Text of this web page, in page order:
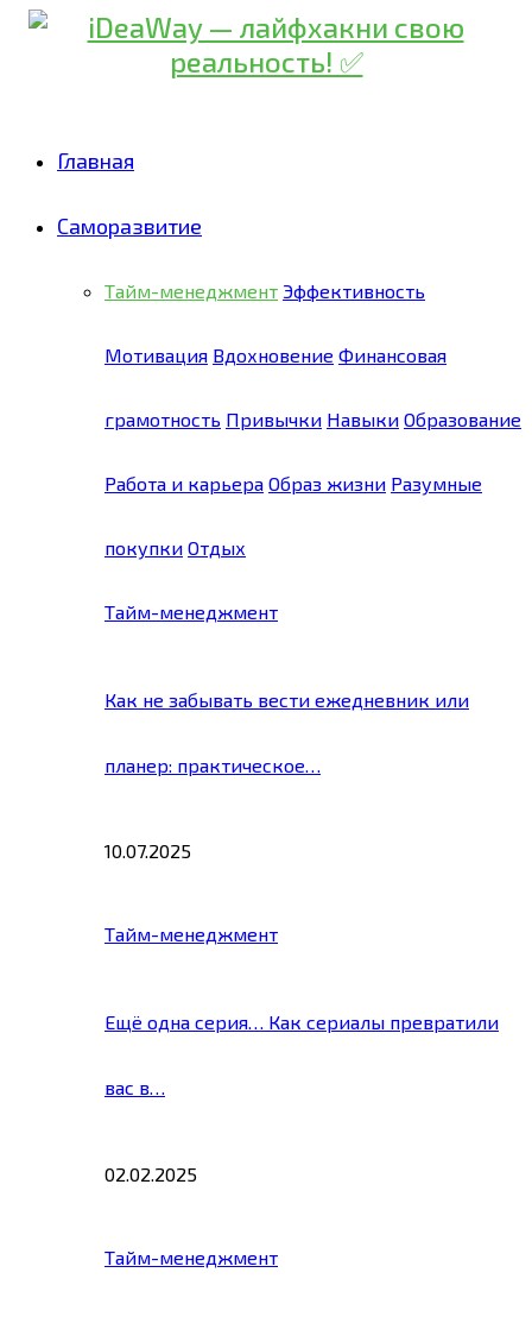
Главная
Саморазвитие
Тайм-менеджмент Эффективность
Мотивация Вдохновение Финансовая
грамотность Привычки Навыки Образование
Работа и карьера Образ жизни Разумные
покупки Отдых
Тайм-менеджмент
Как не забывать вести ежедневник или
планер: практическое…
10.07.2025
Тайм-менеджмент
Ещё одна серия… Как сериалы превратили
вас в…
02.02.2025
Тайм-менеджмент